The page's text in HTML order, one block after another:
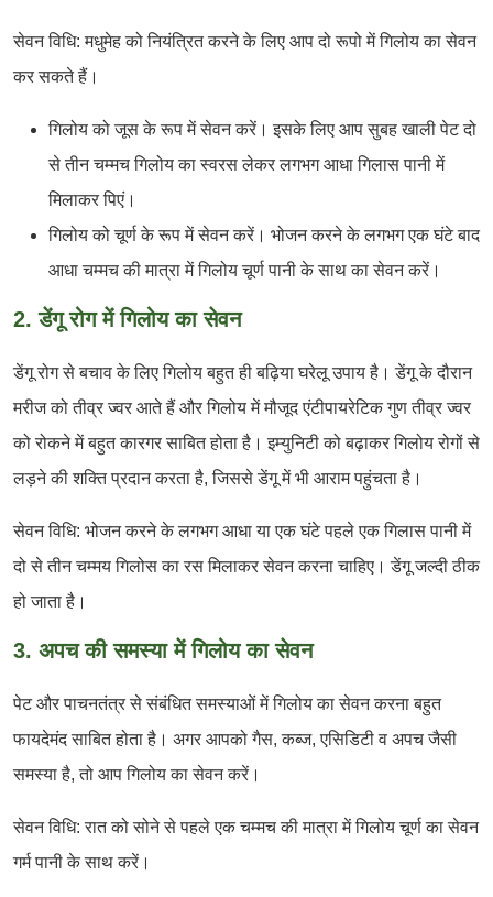
सेवन विधि: मधुमेह को नियंत्रित करने के लिए आप दो रूपो में गिलोय का सेवन
कर सकते हैं।
गिलोय को जूस के रूप में सेवन करें। इसके लिए आप सुबह खाली पेट दो
से तीन चम्मच गिलोय का स्वरस लेकर लगभग आधा गिलास पानी में
मिलाकर पिएं।
गिलोय को चूर्ण के रूप में सेवन करें। भोजन करने के लगभग एक घंटे बाद
आधा चम्मच की मात्रा में गिलोय चूर्ण पानी के साथ का सेवन करें।
2. डेंगू रोग में गिलोय का सेवन
डेंगू रोग से बचाव के लिए गिलोय बहुत ही बढ़िया घरेलू उपाय है। डेंगू के दौरान
मरीज को तीव्र ज्वर आते हैं और गिलोय में मौजूद एंटीपायरेटिक गुण तीव्र ज्वर
को रोकने में बहुत कारगर साबित होता है। इम्युनिटी को बढ़ाकर गिलोय रोगों से
लड़ने की शक्ति प्रदान करता है, जिससे डेंगू में भी आराम पहुंचता है।
सेवन विधि: भोजन करने के लगभग आधा या एक घंटे पहले एक गिलास पानी में
दो से तीन चम्मय गिलोस का रस मिलाकर सेवन करना चाहिए। डेंगू जल्दी ठीक
हो जाता है।
3. अपच की समस्या में गिलोय का सेवन
पेट और पाचनतंत्र से संबंधित समस्याओं में गिलोय का सेवन करना बहुत
फायदेमंद साबित होता है। अगर आपको गैस, कब्ज, एसिडिटी व अपच जैसी
समस्या है, तो आप गिलोय का सेवन करें।
सेवन विधि: रात को सोने से पहले एक चम्मच की मात्रा में गिलोय चूर्ण का सेवन
गर्म पानी के साथ करें।